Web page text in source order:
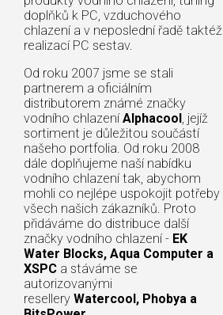
doplňků k PC, vzduchového
chlazení a v neposlední řadě taktéž
realizací PC sestav.
Od roku 2007 jsme se stali
partnerem a oficiálním
distributorem známé značky
vodního chlazení Alphacool, jejíž
sortiment je důležitou součástí
našeho portfolia. Od roku 2008
dále doplňujeme naší nabídku
vodního chlazení tak, abychom
mohli co nejlépe uspokojit potřeby
všech našich zákazníků. Proto
přidáváme do distribuce další
značky vodního chlazení - EK
Water Blocks, Aqua Computer a
XSPC a stáváme se
autorizovanými
resellery Watercool, Phobya a